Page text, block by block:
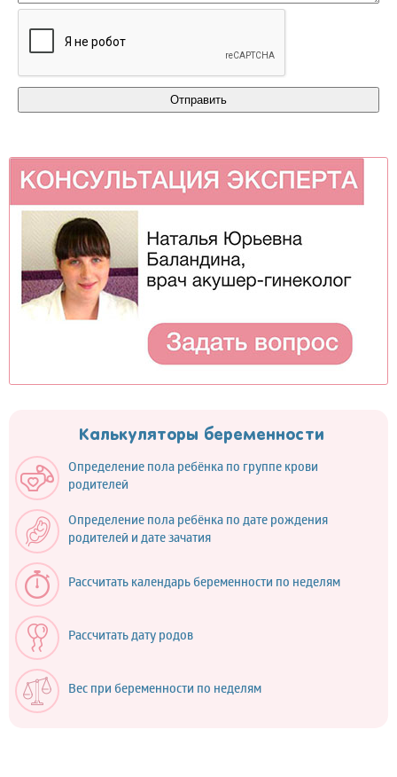
Калькуляторы беременности
Определение пола ребёнка по группе крови
родителей
Определение пола ребёнка по дате рождения
родителей и дате зачатия
Рассчитать календарь беременности по неделям
Рассчитать дату родов
Вес при беременности по неделям